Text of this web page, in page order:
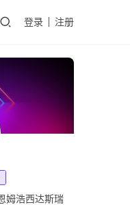
登录 注册
姆浩西达斯瑞